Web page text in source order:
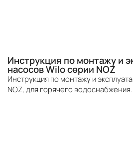
Инструкция по монтажу и
насосов Wilo серии NOZ
Инструкция по монтажу и
NOZ, для горячего водоснабжения.